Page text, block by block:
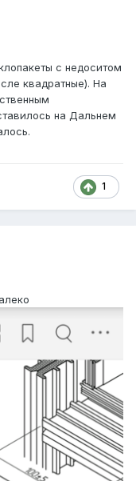
с недоситом
квадратные). На
на Дальнем
1